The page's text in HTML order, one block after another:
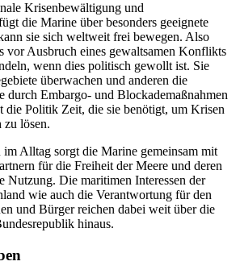
Krisenbewältigung und
die Marine über besonders geeignete
sie sich weltweit frei bewegen. Also
vor Ausbruch eines gewaltsamen Konflikts
wenn dies politisch gewollt ist. Sie
überwachen und anderen die
durch Embargo- und Blockademaßnahmen
die Politik Zeit, die sie benötigt, um Krisen
lösen.
Alltag sorgt die Marine gemeinsam mit
für die Freiheit der Meere und deren
Nutzung. Die maritimen Interessen der
wie auch die Verantwortung für den
und Bürger reichen dabei weit über die
hinaus.